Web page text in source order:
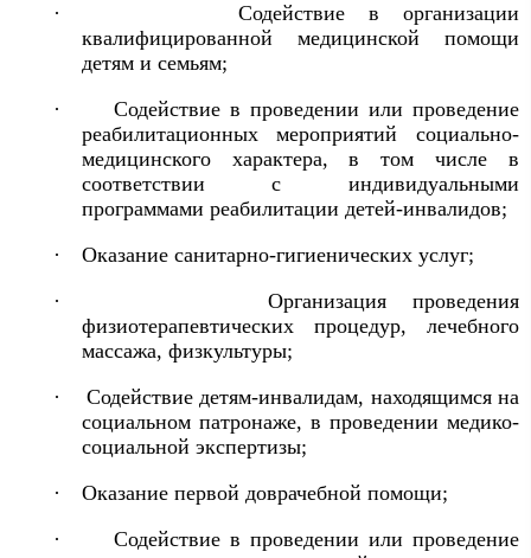
·
Содействие в организации
квалифицированной медицинской помощи
детям и семьям;
·
Содействие в проведении или проведение
реабилитационных мероприятий социально-
медицинского характера, в том числе в
соответствии с индивидуальными
программами реабилитации детей-инвалидов;
·
Оказание санитарно-гигиенических услуг;
·
Организация проведения
физиотерапевтических процедур, лечебного
массажа, физкультуры;
·
Содействие детям-инвалидам, находящимся на
социальном патронаже, в проведении медико-
социальной экспертизы;
·
Оказание первой доврачебной помощи;
·
Содействие в проведении или проведение